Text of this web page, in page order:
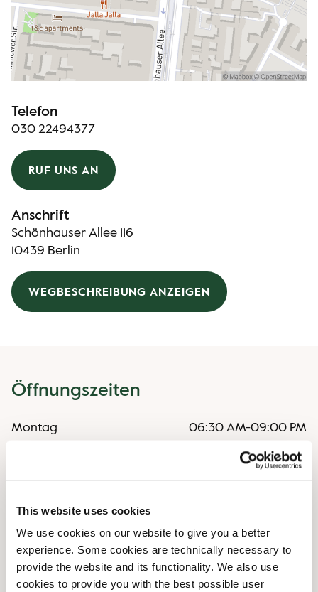
This website uses cookies
We use cookies on our website to give you a better
experience. Some cookies are technically necessary to
provide the website and its functionality. We also use
cookies to provide you with the best possible user
Telefon
030 22494377
RUF UNS AN
Anschrift
Schönhauser Allee 116
10439 Berlin
WEGBESCHREIBUNG ANZEIGEN
Öffnungszeiten
Montag 06:30 AM-09:00 PM
06:30 AM-09:00 PM
Samstag
Sonntag
07:30 AM-09:00 PM
Unregelmäßige Öffnungszeiten